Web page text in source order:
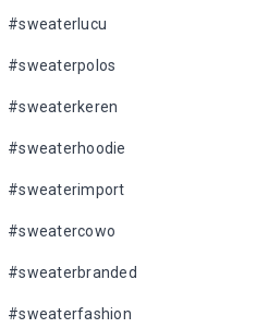
#sweaterlucu
#sweaterpolos
#sweaterkeren
#sweaterhoodie
#sweaterimport
#sweatercowo
#sweaterbranded
#sweaterfashion